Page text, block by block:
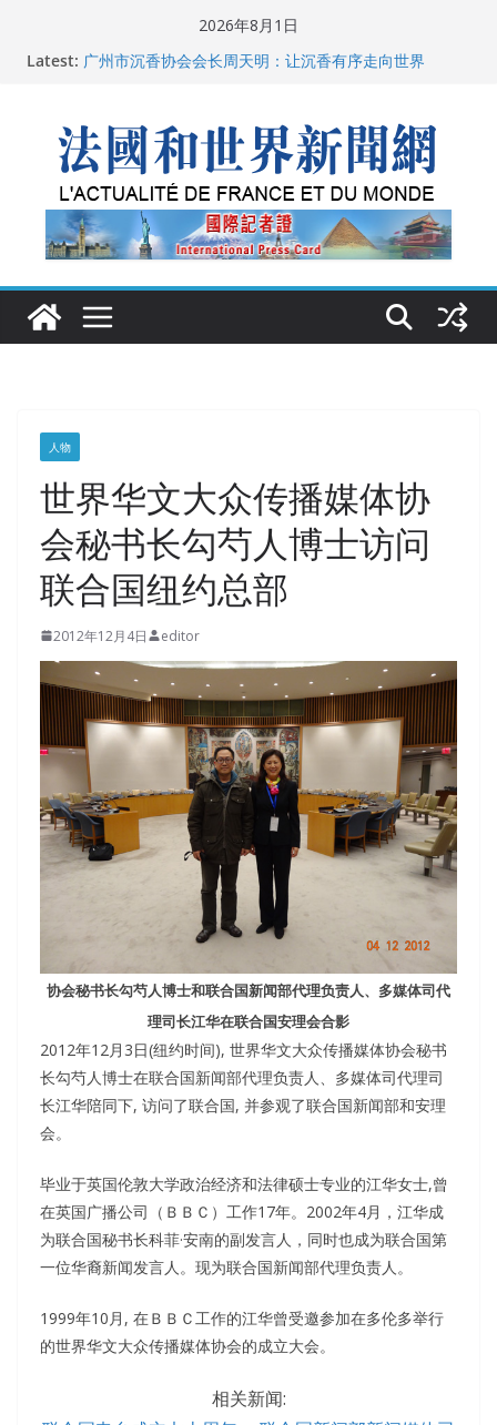
2026年8月1日
Latest: 广州市沉香协会会长周天明：让沉香有序走向世界
从一杯沉香叶茶到一缕海南天香：加拿大茶艺师邓岚月
海南沉香文化考察纪行
父亲的日记
人物
世界华文大众传播媒体协
会秘书长勾芍人博士访问
联合国纽约总部
2012年12月4日 editor
协会秘书长勾芍人博士和联合国新闻部代理负责人、多媒体司代
理司长江华在联合国安理会合影
2012年12月3日(纽约时间), 世界华文大众传播媒体协会秘书
长勾芍人博士在联合国新闻部代理负责人、多媒体司代理司
长江华陪同下, 访问了联合国, 并参观了联合国新闻部和安理
会。
毕业于英国伦敦大学政治经济和法律硕士专业的江华女士,曾
在英国广播公司（ＢＢＣ）工作17年。2002年4月，江华成
为联合国秘书长科菲·安南的副发言人，同时也成为联合国第
一位华裔新闻发言人。现为联合国新闻部代理负责人。
1999年10月, 在ＢＢＣ工作的江华曾受邀参加在多伦多举行
的世界华文大众传播媒体协会的成立大会。
相关新闻: